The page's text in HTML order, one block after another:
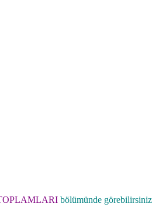
bölümünde görebilirsiniz